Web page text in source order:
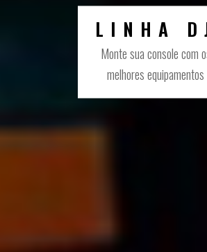
Tudo o que você precisa
seu home studio
LINHA
Monte sua console com
melhores equipamentos